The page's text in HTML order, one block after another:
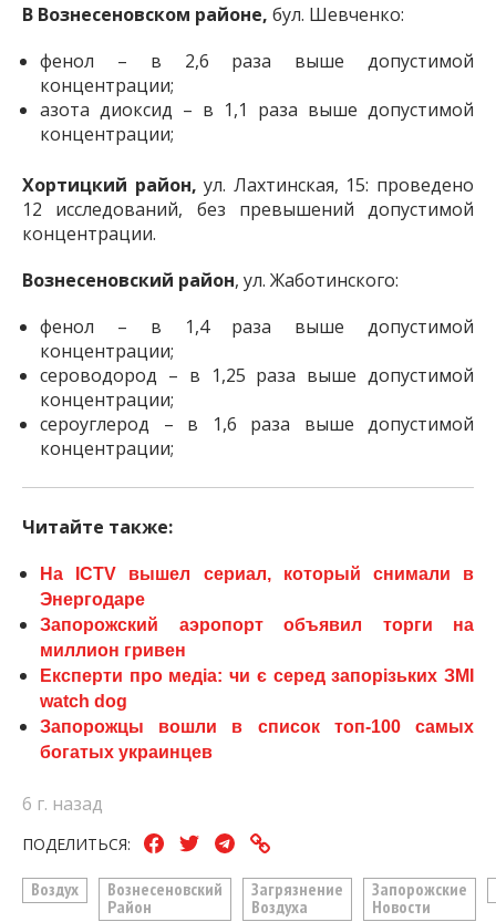
В Вознесеновском районе, бул. Шевченко:
фенол – в 2,6 раза выше допустимой
концентрации;
азота диоксид – в 1,1 раза выше допустимой
концентрации;
Хортицкий район, ул. Лахтинская, 15: проведено
12 исследований, без превышений допустимой
концентрации.
Вознесеновский район, ул. Жаботинского:
фенол – в 1,4 раза выше допустимой
концентрации;
сероводород – в 1,25 раза выше допустимой
концентрации;
сероуглерод – в 1,6 раза выше допустимой
концентрации;
Читайте также:
На ICTV вышел сериал, который снимали в
Энергодаре
Запорожский аэропорт объявил торги на
миллион гривен
Експерти про медіа: чи є серед запорізьких ЗМІ
watch dog
Запорожцы вошли в список топ-100 самых
богатых украинцев
6 г. назад
ПОДЕЛИТЬСЯ:
Воздух
Вознесеновский
Район
Загрязнение
Воздуха
Запорожские
Новости